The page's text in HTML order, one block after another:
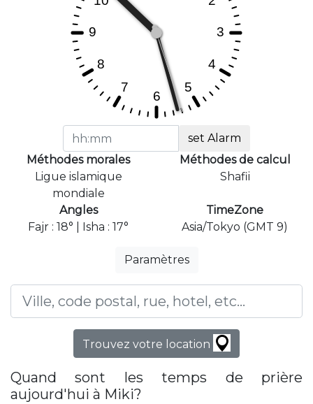
set Alarm
Méthodes morales
Ligue islamique
mondiale
Méthodes de calcul
Shafii
Angles
Fajr : 18° | Isha : 17°
TimeZone
Asia/Tokyo (GMT 9)
Paramètres
Trouvez votre location
Quand sont les temps de prière
aujourd'hui à Miki?